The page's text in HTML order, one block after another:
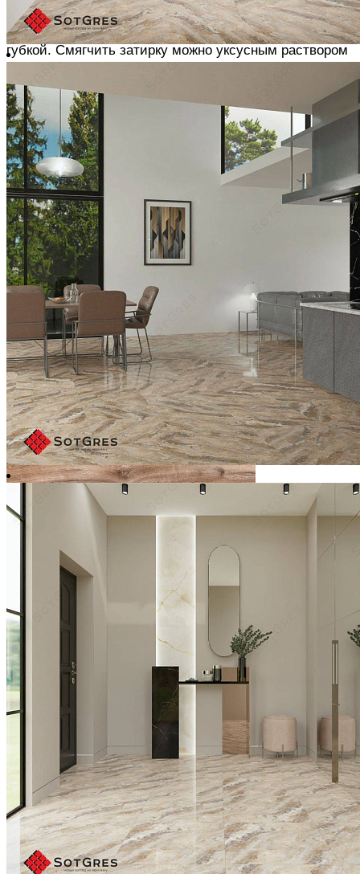
каши и наносим резиновой раклей по диагонали
После схватывания налет затирки удаляется влажной
губкой.Смягчить затирку можно уксусным раствором
ОФОРМЛЕНИЕ СТЫКОВ С ПОВЕРХНОСТЯМИ
Все угловые и краевые стыки закрываем
влагостойким силиконом
Поверхность заклеиваем малярной лентой с обеих
сторон, наносим силикон и разглаживаем его
резиновым шпателем или пальцем, смоченными в
моющем средстве.
После схватывания снимаем
малярный скотч, наклоняя его назад и в сторону от
шва
ЖЕЛАЕМ ВАМ ЛЁГКОГО РЕМОНТА !
Похожие товары
NEPPUS NEBULA/60х120/карвинг матовый керамический
Ширина, мм:
600
Толщина, мм:
2 990 ₽/м2
Купить
В избранное
Сравнить